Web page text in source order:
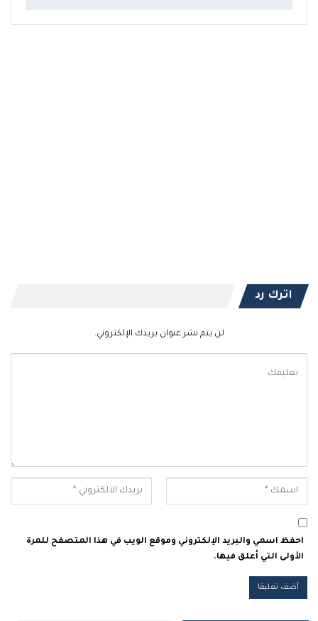
اترك رد
لن يتم نشر عنوان بريدك الإلكتروني.
احفظ اسمي والبريد الإلكتروني وموقع الويب في هذا المتصفح للمرة
الأولى التي أعلق فيها.